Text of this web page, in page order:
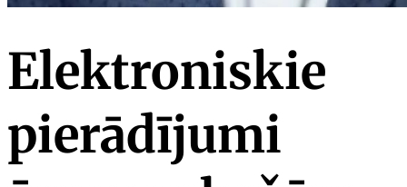
Elektroniskie
pierādījumi